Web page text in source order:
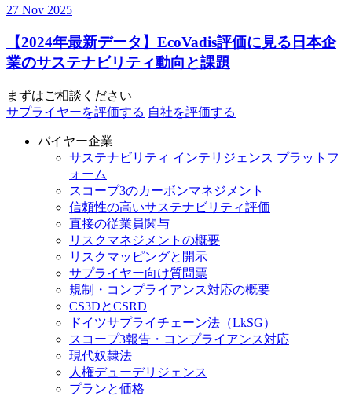
27 Nov 2025
【2024年最新データ】EcoVadis評価に見る日本企
業のサステナビリティ動向と課題
まずはご相談ください
サプライヤーを評価する 自社を評価する
バイヤー企業
サステナビリティ インテリジェンス プラットフ
ォーム
スコープ3のカーボンマネジメント
信頼性の高いサステナビリティ評価
直接の従業員関与
リスクマネジメントの概要
リスクマッピングと開示
サプライヤー向け質問票
規制・コンプライアンス対応の概要
CS3DとCSRD
ドイツサプライチェーン法（LkSG）
スコープ3報告・コンプライアンス対応
現代奴隷法
人権デューデリジェンス
プランと価格